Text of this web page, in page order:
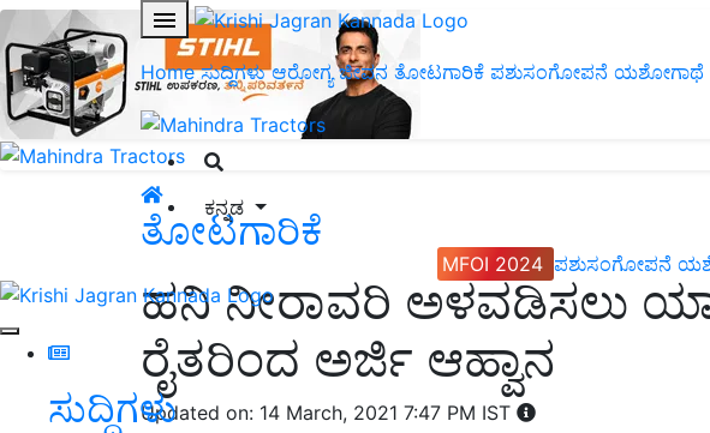
Home ಸುದ್ದಿಗಳು ಆರೋಗ್ಯ ಜೀವನ ತೋಟಗಾರಿಕೆ ಪಶುಸಂಗೋಪನೆ ಯಶೋಗಾಥೆ
ಕನ್ನಡ
MFOI 2024 ಪಶುಸಂಗೋಪನೆ
ಸುದ್ದಿಗಳು
ತೋಟಗಾರಿಕೆ
ಹನಿ ನೀರಾವರಿ ಅಳವಡಿಸಲು
ರೈತರಿಂದ ಅರ್ಜಿ ಆಹ್ವಾನ
Updated on: 14 March, 2021 7:47 PM IST